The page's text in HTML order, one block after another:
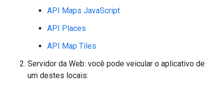
API Maps JavaScript
API Places
API Map Tiles
Servidor da Web: você pode veicular o aplicativo de
um destes locais: